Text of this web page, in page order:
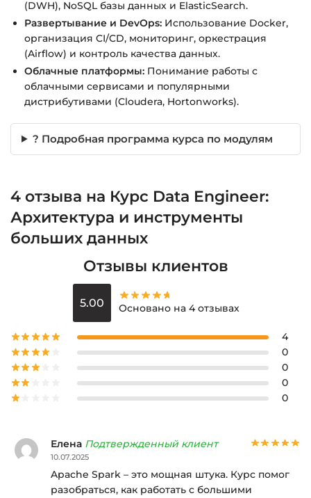
(DWH), NoSQL базы данных и ElasticSearch.
Развертывание и DevOps: Использование Docker,
организация CI/CD, мониторинг, оркестрация
(Airflow) и контроль качества данных.
Облачные платформы: Понимание работы с
облачными сервисами и популярными
дистрибутивами (Cloudera, Hortonworks).
? Подробная программа курса по модулям
4 отзыва на Курс Data Engineer:
Архитектура и инструменты
больших данных
Отзывы клиентов
5.00 Основано на 4 отзывах
4
0
0
0
0
Елена Подтвержденный клиент
10.07.2025
Apache Spark – это мощная штука. Курс помог
разобраться, как работать с большими